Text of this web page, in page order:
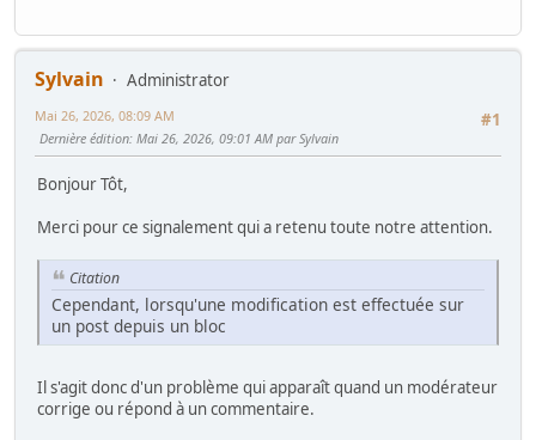
Sylvain
Administrator
#1
Mai 26, 2026, 08:09 AM
Dernière édition: Mai 26, 2026, 09:01 AM par Sylvain
Bonjour Tôt,
Merci pour ce signalement qui a retenu toute notre attention.
Citation
Cependant, lorsqu'une modification est effectuée sur
un post depuis un bloc
Il s'agit donc d'un problème qui apparaît quand un modérateur
corrige ou répond à un commentaire.